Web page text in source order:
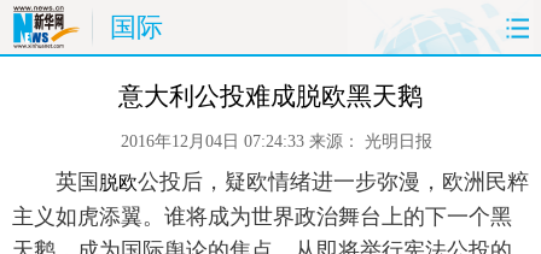
国际
时政 国际
体育 人事
时尚 思客 地方 法治
意大利公投难成脱欧黑天鹅
2016年12月04日 07:24:33 来源： 光明日报
英国 脱欧公投后，疑欧情绪进一步弥漫，欧洲民粹
主义如虎添翼。谁将成为世界政治舞台上的下一个黑